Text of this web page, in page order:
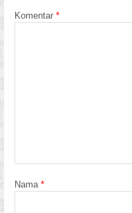
Komentar *
Nama *